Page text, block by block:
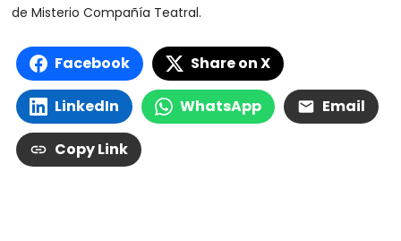
de Misterio Compañía Teatral.
Facebook Share on X
LinkedIn WhatsApp Email
Copy Link